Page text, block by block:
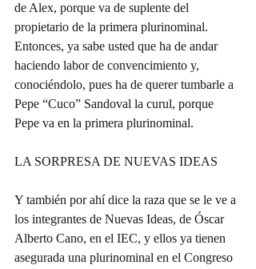
de Alex, porque va de suplente del
propietario de la primera plurinominal.
Entonces, ya sabe usted que ha de andar
haciendo labor de convencimiento y,
conociéndolo, pues ha de querer tumbarle a
Pepe “Cuco” Sandoval la curul, porque
Pepe va en la primera plurinominal.
LA SORPRESA DE NUEVAS IDEAS
Y también por ahí dice la raza que se le ve a
los integrantes de Nuevas Ideas, de Óscar
Alberto Cano, en el IEC, y ellos ya tienen
asegurada una plurinominal en el Congreso